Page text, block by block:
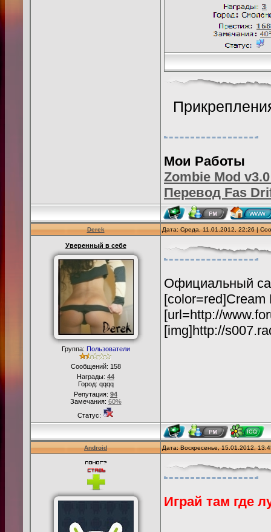
Мои Работы
Zombie Mod
Перевод Fas
Derek Дата: Среда, 11.01.2012, 22:26 |
Уверенный в себе
Группа: Пользователи
Сообщений: 158
Награды: 44
Город: qqqq
Репутация: 94
Замечания: 60%
Статус:
Официальный
[url=http://
[img]http://
Android Дата: Воскресенье, 15.01.2012,
Играй там где